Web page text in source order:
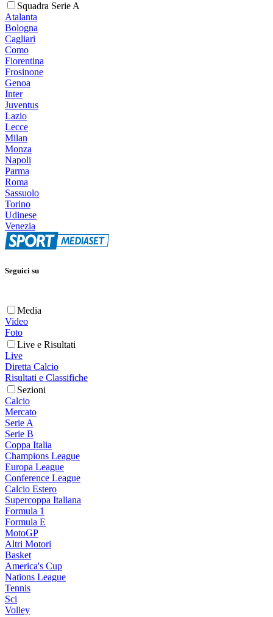
Squadra Serie A
Atalanta
Bologna
Cagliari
Como
Fiorentina
Frosinone
Genoa
Inter
Juventus
Lazio
Lecce
Milan
Monza
Napoli
Parma
Roma
Sassuolo
Torino
Udinese
Venezia
Seguici su
Media
Video
Foto
Live e Risultati
Live
Diretta Calcio
Risultati e Classifiche
Sezioni
Calcio
Mercato
Serie A
Serie B
Coppa Italia
Champions League
Europa League
Conference League
Calcio Estero
Supercoppa Italiana
Formula 1
Formula E
MotoGP
Altri Motori
Basket
America's Cup
Nations League
Tennis
Sci
Volley